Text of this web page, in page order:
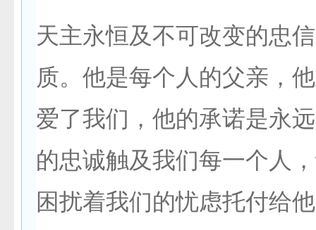
天主永恒及不可改变的忠
质。他是每个人的父亲，
爱了我们，他的承诺是永
的忠诚触及我们每一个人
困扰着我们的忧虑托付给